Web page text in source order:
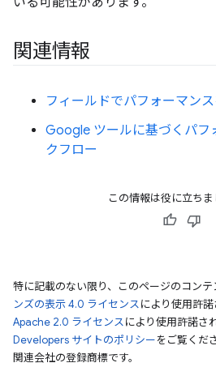
関連情報
フィールドでパフォーマン
Google ツールに基づくパフ
クフロー
この情報は役に立ちま
特に記載のない限り、このページのコンテ
ンズの表示 4.0 ライセンスにより使用許
Apache 2.0 ライセンスにより使用許諾さ
Developers サイトのポリシーをご覧くだ
関連会社の登録商標です。